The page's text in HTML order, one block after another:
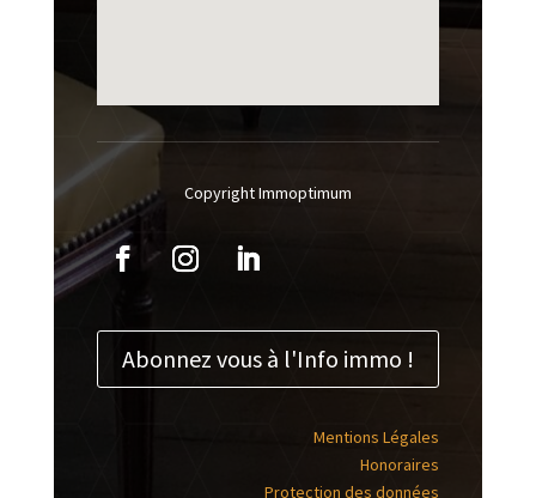
Copyright Immoptimum
Abonnez vous à l'Info immo !
Mentions Légales
Honoraires
Protection des données